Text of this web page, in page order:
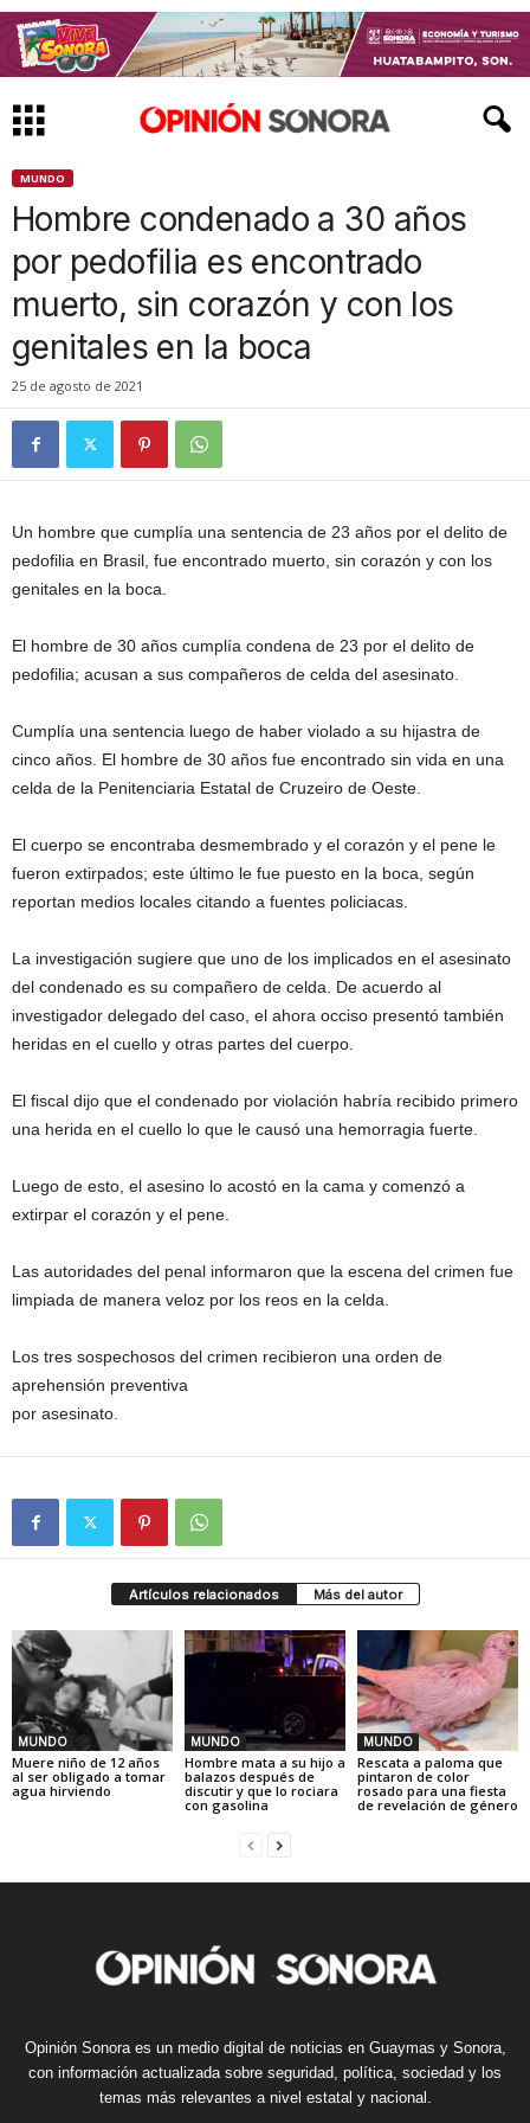
MUNDO
Hombre condenado a 30 años
por pedofilia es encontrado
muerto, sin corazón y con los
genitales en la boca
25 de agosto de 2021
Un hombre que cumplía una sentencia de 23 años por el delito de
pedofilia en Brasil, fue encontrado muerto, sin corazón y con los
genitales en la boca.
El hombre de 30 años cumplía condena de 23 por el delito de
pedofilia; acusan a sus compañeros de celda del asesinato.
Cumplía una sentencia luego de haber violado a su hijastra de
cinco años. El hombre de 30 años fue encontrado sin vida en una
celda de la Penitenciaria Estatal de Cruzeiro de Oeste.
El cuerpo se encontraba desmembrado y el corazón y el pene le
fueron extirpados; este último le fue puesto en la boca, según
reportan medios locales citando a fuentes policiacas.
La investigación sugiere que uno de los implicados en el asesinato
del condenado es su compañero de celda. De acuerdo al
investigador delegado del caso, el ahora occiso presentó también
heridas en el cuello y otras partes del cuerpo.
El fiscal dijo que el condenado por violación habría recibido primero
una herida en el cuello lo que le causó una hemorragia fuerte.
Luego de esto, el asesino lo acostó en la cama y comenzó a
extirpar el corazón y el pene.
Las autoridades del penal informaron que la escena del crimen fue
limpiada de manera veloz por los reos en la celda.
Los tres sospechosos del crimen recibieron una orden de
aprehensión preventiva
por asesinato.
Artículos relacionados Más del autor
MUNDO
Muere niño de 12 años
al ser obligado a tomar
agua hirviendo
MUNDO
Hombre mata a su hijo a
balazos después de
discutir y que lo rociara
con gasolina
MUNDO
Rescata a paloma que
pintaron de color
rosado para una fiesta
de revelación de género
Opinión Sonora es un medio digital de noticias en Guaymas y Sonora,
con información actualizada sobre seguridad, política, sociedad y los
temas más relevantes a nivel estatal y nacional.